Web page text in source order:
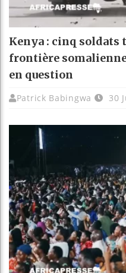
Kenya : cinq soldats
frontière
en question
Patrick Babingwa 30